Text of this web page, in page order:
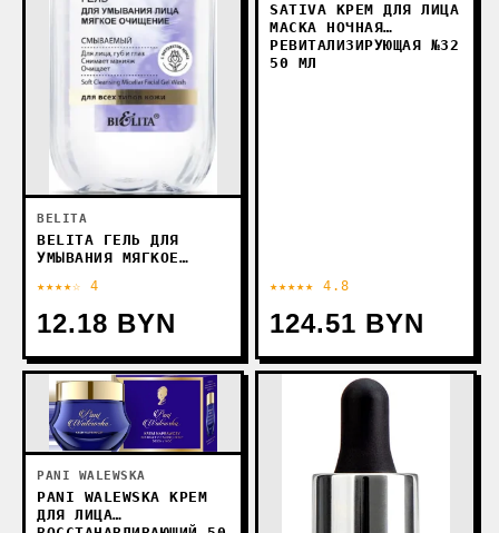
BELITA
BELITA ГЕЛЬ ДЛЯ
УМЫВАНИЯ МЯГКОЕ
200 МЛ
★★★★☆ 4
12.18 BYN
SATIVA КРЕМ ДЛЯ ЛИЦА
МАСКА НОЧНАЯ
РЕВИТАЛИЗИРУЮЩАЯ №32
50 МЛ
★★★★★ 4.8
124.51 BYN
PANI WALEWSKA
PANI WALEWSKA КРЕМ
ДЛЯ ЛИЦА